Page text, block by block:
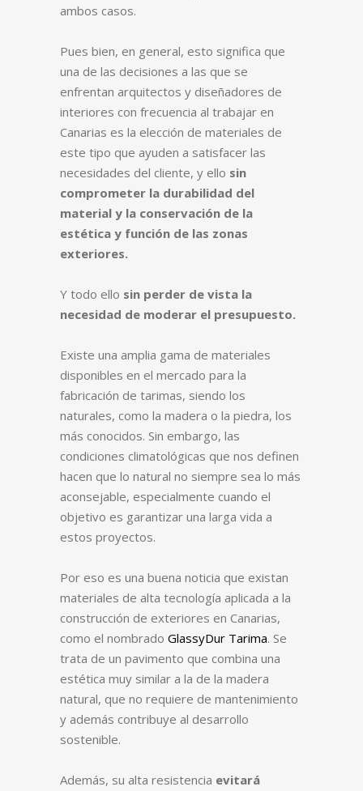
ambos casos.
Pues bien, en general, esto significa que
una de las decisiones a las que se
enfrentan arquitectos y diseñadores de
interiores con frecuencia al trabajar en
Canarias es la elección de materiales de
este tipo que ayuden a satisfacer las
necesidades del cliente, y ello sin
comprometer la durabilidad del
material y la conservación de la
estética y función de las zonas
exteriores.
Y todo ello sin perder de vista la
necesidad de moderar el presupuesto.
Existe una amplia gama de materiales
disponibles en el mercado para la
fabricación de tarimas, siendo los
naturales, como la madera o la piedra, los
más conocidos. Sin embargo, las
condiciones climatológicas que nos definen
hacen que lo natural no siempre sea lo más
aconsejable, especialmente cuando el
objetivo es garantizar una larga vida a
estos proyectos.
Por eso es una buena noticia que existan
materiales de alta tecnología aplicada a la
construcción de exteriores en Canarias,
como el nombrado GlassyDur Tarima. Se
trata de un pavimento que combina una
estética muy similar a la de la madera
natural, que no requiere de mantenimiento
y además contribuye al desarrollo
sostenible.
Además, su alta resistencia evitará